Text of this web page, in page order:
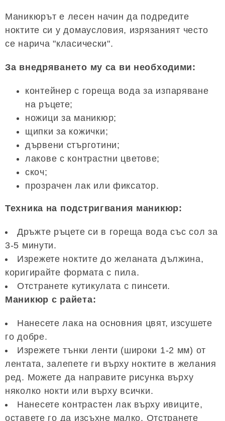
Маникюрът е лесен начин да подредите
ноктите си у домаусловия, изрязаният често
се нарича "класически".
За внедряването му са ви необходими:
контейнер с гореща вода за изпаряване
на ръцете;
ножици за маникюр;
щипки за кожички;
дървени стърготини;
лакове с контрастни цветове;
скоч;
прозрачен лак или фиксатор.
Техника на подстригвания маникюр:
Дръжте ръцете си в гореща вода със сол за
3-5 минути.
Изрежете ноктите до желаната дължина,
коригирайте формата с пила.
Отстранете кутикулата с пинсети.
Маникюр с райета:
Нанесете лака на основния цвят, изсушете
го добре.
Изрежете тънки ленти (широки 1-2 мм) от
лентата, залепете ги върху ноктите в желания
ред. Можете да направите рисунка върху
няколко нокти или върху всички.
Нанесете контрастен лак върху ивиците,
оставете го да изсъхне малко. Отстранете